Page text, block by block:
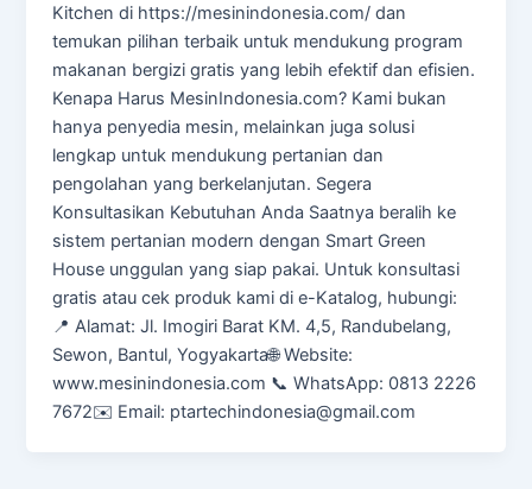
Kitchen di https://mesinindonesia.com/ dan
temukan pilihan terbaik untuk mendukung program
makanan bergizi gratis yang lebih efektif dan efisien.
Kenapa Harus MesinIndonesia.com? Kami bukan
hanya penyedia mesin, melainkan juga solusi
lengkap untuk mendukung pertanian dan
pengolahan yang berkelanjutan. Segera
Konsultasikan Kebutuhan Anda Saatnya beralih ke
sistem pertanian modern dengan Smart Green
House unggulan yang siap pakai. Untuk konsultasi
gratis atau cek produk kami di e-Katalog, hubungi:
📍 Alamat: Jl. Imogiri Barat KM. 4,5, Randubelang,
Sewon, Bantul, Yogyakarta🌐 Website:
www.mesinindonesia.com 📞 WhatsApp: 0813 2226
7672✉️ Email: ptartechindonesia@gmail.com